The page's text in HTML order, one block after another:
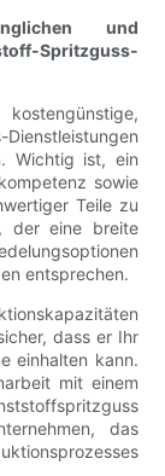
und
Spritzguss-
Wichtig ist, ein
sowie
Teile zu
der eine breite
entsprechen.
dass er Ihr
einhalten kann.
mit einem
das